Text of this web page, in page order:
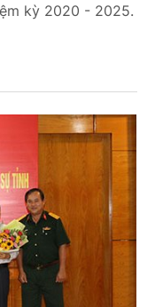
kỳ 2020 - 2025.